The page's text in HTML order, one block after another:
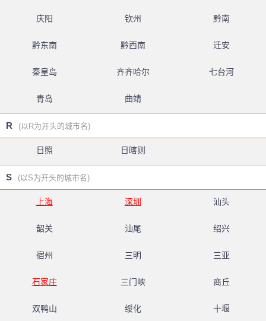
庆阳 钦州 黔南
黔东南 黔西南 迁安
秦皇岛 齐齐哈尔 七台河
青岛 曲靖
R (以R为开头的城市名)
日照 日喀则
S (以S为开头的城市名)
上海 深圳 汕头
韶关 汕尾 绍兴
宿州 三明 三亚
石家庄 三门峡 商丘
双鸭山 绥化 十堰